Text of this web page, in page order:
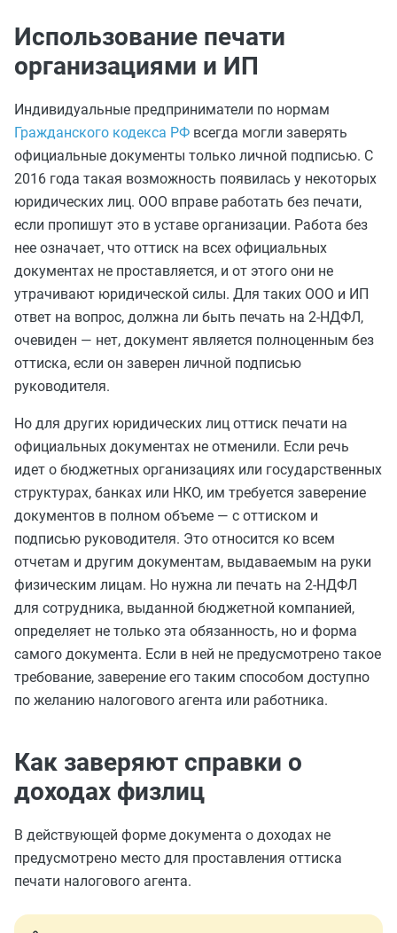
Использование печати
организациями и ИП
Индивидуальные предприниматели по нормам
Гражданского кодекса РФ всегда могли заверять
официальные документы только личной подписью. С
2016 года такая возможность появилась у некоторых
юридических лиц. ООО вправе работать без печати,
если пропишут это в уставе организации. Работа без
нее означает, что оттиск на всех официальных
документах не проставляется, и от этого они не
утрачивают юридической силы. Для таких ООО и ИП
ответ на вопрос, должна ли быть печать на 2-НДФЛ,
очевиден — нет, документ является полноценным без
оттиска, если он заверен личной подписью
руководителя.
Но для других юридических лиц оттиск печати на
официальных документах не отменили. Если речь
идет о бюджетных организациях или государственных
структурах, банках или НКО, им требуется заверение
документов в полном объеме — с оттиском и
подписью руководителя. Это относится ко всем
отчетам и другим документам, выдаваемым на руки
физическим лицам. Но нужна ли печать на 2-НДФЛ
для сотрудника, выданной бюджетной компанией,
определяет не только эта обязанность, но и форма
самого документа. Если в ней не предусмотрено такое
требование, заверение его таким способом доступно
по желанию налогового агента или работника.
Как заверяют справки о
доходах физлиц
В действующей форме документа о доходах не
предусмотрено место для проставления оттиска
печати налогового агента.